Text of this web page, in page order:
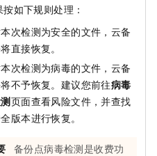
如下规则处理：
次检测为安全的文件，云备
直接恢复。
次检测为病毒的文件，云备
不予恢复。建议您前往病毒
页面查看风险文件，并查找
版本进行恢复。
备份点病毒检测是收费功